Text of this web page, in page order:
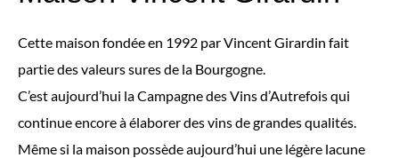
Cette maison fondée en 1992 par Vincent Girardin fait
partie des valeurs sures de la Bourgogne.
C’est aujourd’hui la Campagne des Vins d’Autrefois qui
continue encore à élaborer des vins de grandes qualités.
Même si la maison possède aujourd’hui une légère lacune